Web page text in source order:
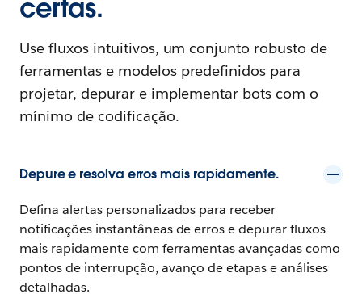
certas.
Use fluxos intuitivos, um conjunto robusto de
ferramentas e modelos predefinidos para
projetar, depurar e implementar bots com o
mínimo de codificação.
Depure e resolva erros mais rapidamente.
Defina alertas personalizados para receber
notificações instantâneas de erros e depurar fluxos
mais rapidamente com ferramentas avançadas como
pontos de interrupção, avanço de etapas e análises
detalhadas.